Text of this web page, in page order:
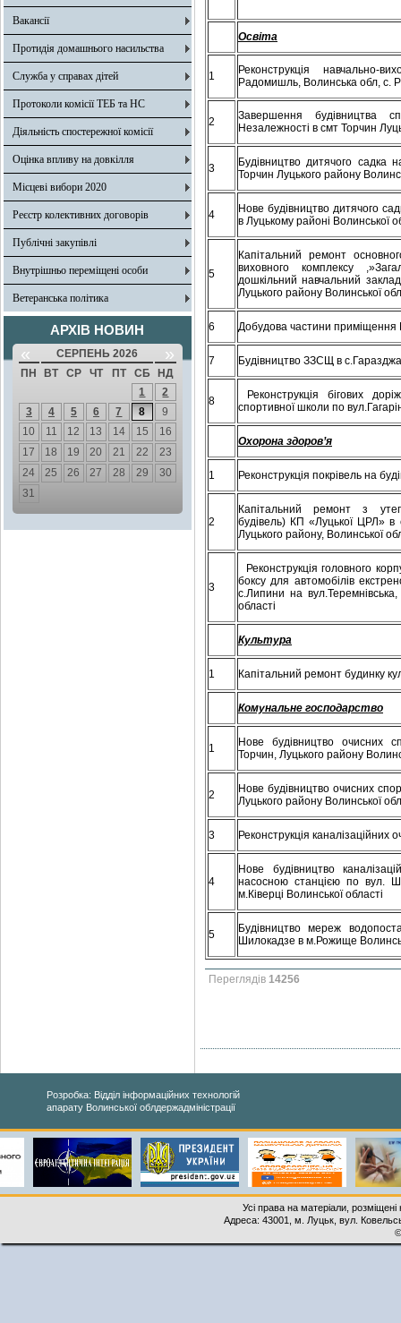
Вакансії
Протидія домашнього насильства
Служба у справах дітей
Протоколи комісії ТЕБ та НС
Діяльність спостережної комісії
Оцінка впливу на довкілля
Місцеві вибори 2020
Реєстр колективних договорів
Публічні закупівлі
Внутрішньо переміщені особи
Ветеранська політика
АРХІВ НОВИН
« СЕРПЕНЬ 2026 »
ПН ВТ СР ЧТ ПТ СБ
НД
1
2
3
4 5 6 7 8
9
10
11 12 13 14 15
16
17
18 19 20 21 22
23
24
25 26 27 28 29
30
31
Освіта
1
Реконструкція навчально-
Радомишль, Волинська обл, с.
2
Завершення будівництва
Незалежності в смт Торчин
3
Будівництво дитячого
Торчин Луцького району
4
Нове будівництво дитячого
в Луцькому районі Волинської
5
Капітальний ремонт
виховного комплексу
дошкільний навчальний
Луцького району Волинської
6 Добудова частини приміщення
7 Будівництво ЗЗСЩ в с.Гаразджа
8
Реконструкція бігових
спортивної школи по
Охорона здоров’я
1 Реконструкція покрівель на
2
Капітальний ремонт з
будівель) КП «Луцької ЦРЛ»
Луцького району, Волинської
3
Реконструкція головного
боксу для автомобілів
с.Липини на
області
Культура
1 Капітальний ремонт будинку
Комунальне господарство
1
Нове будівництво очисних
Торчин, Луцького району
2
Нове будівництво очисних
Луцького району Волинської
3 Реконструкція
4
Нове будівництво
насосною станцією по вул.
м.Ківерці Волинської області
5
Будівництво мереж
Шилокадзе в м.Рожище
Переглядів 14256
Розробка: Відділ інформаційних технологій
апарату Волинської облдержадміністрації
Усі права на матеріали,
Адреса: 43001, м. Луцьк, вул.